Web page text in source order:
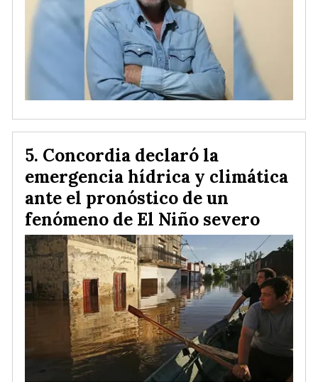
Concordia declaró la
emergencia hídrica y climática
ante el pronóstico de un
fenómeno de El Niño severo